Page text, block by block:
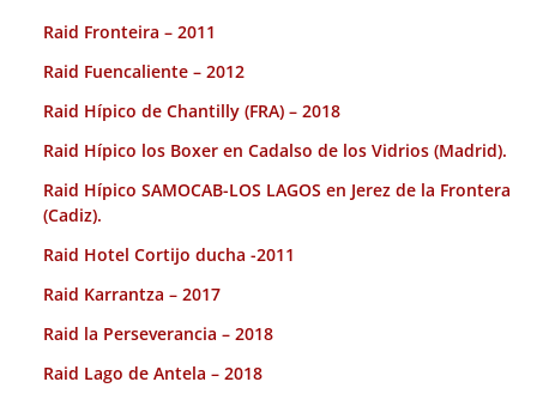
Raid Fronteira – 2011
Raid Fuencaliente – 2012
Raid Hípico de Chantilly (FRA) – 2018
Raid Hípico los Boxer en Cadalso de los Vidrios (Madrid).
Raid Hípico SAMOCAB-LOS LAGOS en Jerez de la Frontera
(Cadiz).
Raid Hotel Cortijo ducha -2011
Raid Karrantza – 2017
Raid la Perseverancia – 2018
Raid Lago de Antela – 2018